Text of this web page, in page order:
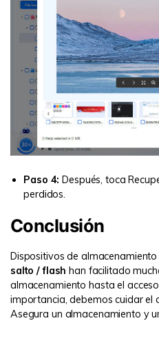
Paso 4: Después, toca
perdidos.
Conclusión
Dispositivos de
salto / flash han facilitado
almacenamiento hasta el
importancia, debemos cuidar el
Asegura un almacenamiento y